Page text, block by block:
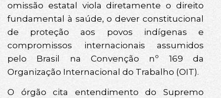
omissão estatal viola diretamente o direito
fundamental à saúde, o dever constitucional
de proteção aos povos indígenas e
compromissos internacionais assumidos
pelo Brasil na Convenção nº 169 da
Organização Internacional do Trabalho (OIT).
O órgão cita entendimento do Supremo